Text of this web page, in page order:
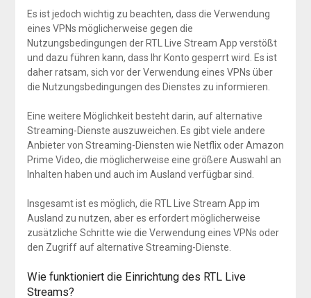
Es ist jedoch wichtig zu beachten, dass die Verwendung
eines VPNs möglicherweise gegen die
Nutzungsbedingungen der RTL Live Stream App verstößt
und dazu führen kann, dass Ihr Konto gesperrt wird. Es ist
daher ratsam, sich vor der Verwendung eines VPNs über
die Nutzungsbedingungen des Dienstes zu informieren.
Eine weitere Möglichkeit besteht darin, auf alternative
Streaming-Dienste auszuweichen. Es gibt viele andere
Anbieter von Streaming-Diensten wie Netflix oder Amazon
Prime Video, die möglicherweise eine größere Auswahl an
Inhalten haben und auch im Ausland verfügbar sind.
Insgesamt ist es möglich, die RTL Live Stream App im
Ausland zu nutzen, aber es erfordert möglicherweise
zusätzliche Schritte wie die Verwendung eines VPNs oder
den Zugriff auf alternative Streaming-Dienste.
Wie funktioniert die Einrichtung des RTL Live
Streams?